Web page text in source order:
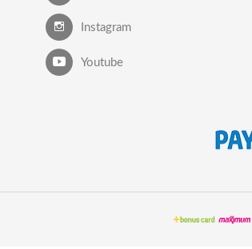
Instagram
Youtube